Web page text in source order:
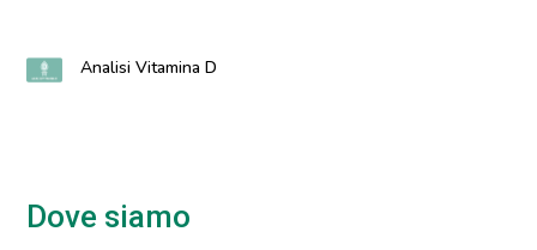
Analisi Vitamina D
Dove siamo